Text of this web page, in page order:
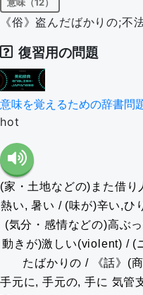
意味（12）
《俗》盗んだばかりの;不
復習用の問題
意味を覚えるための辞書問
hot
(家・土地などの)また借り
熱い, 暑い / (味が)辛い,ひりひりする / (気性などの)激しい /
(気分・感情などの)高ぶ
動きが)激しい(violent) / (ニュースなどが)新しい, 発表され
たばかりの / 《話》(
手元に, 手元の, 手に 気管